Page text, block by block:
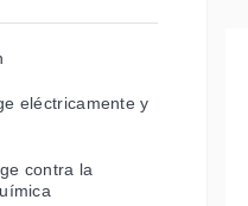
eléctricamente y
contra la